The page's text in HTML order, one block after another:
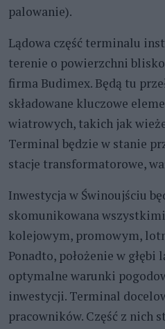
palowanie).
Lądowa część terminalu
terenie o powierzchni blisko
firma Budimex. Będą tu
składowane kluczowe
wiatrowych, takich jak
Terminal będzie w stanie
stacje transformatorowe,
Inwestycja w Świnoujściu
skomunikowana
kolejowym, promowym,
Ponadto, położenie w głębi
optymalne warunki
inwestycji. Terminal
pracowników. Część z nich